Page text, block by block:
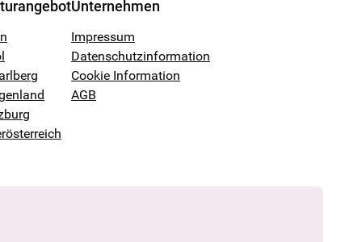
Unternehmen
Impressum
Datenschutzinformation
Cookie Information
AGB